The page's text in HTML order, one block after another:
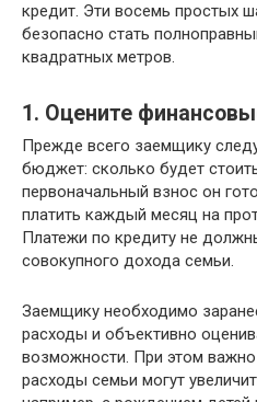
кредит. Эти восемь простых
безопасно стать
квадратных метров.
1. Оцените
Прежде всего заемщику
бюджет: сколько будет
первоначальный взнос он
платить каждый месяц на
Платежи по кредиту не
совокупного дохода семьи.
Заемщику необходимо
расходы и объективно
возможности. При этом важно
расходы семьи могут